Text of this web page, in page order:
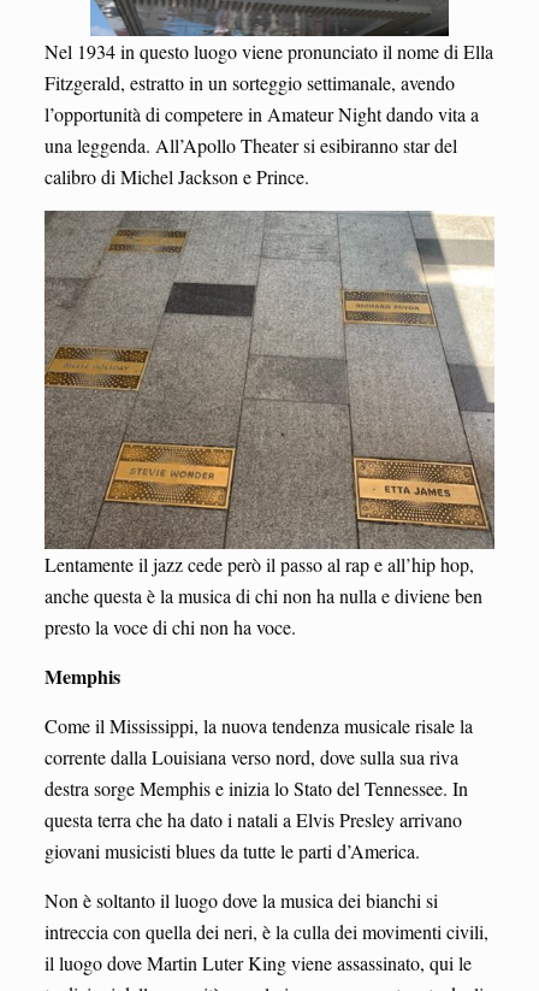
Nel 1934 in questo luogo viene pronunciato il nome di Ella
Fitzgerald, estratto in un sorteggio settimanale, avendo
l’opportunità di competere in Amateur Night dando vita a
una leggenda. All’Apollo Theater si esibiranno star del
calibro di Michel Jackson e Prince.
Lentamente il jazz cede però il passo al rap e all’hip hop,
anche questa è la musica di chi non ha nulla e diviene ben
presto la voce di chi non ha voce.
Memphis
Come il Mississippi, la nuova tendenza musicale risale la
corrente dalla Louisiana verso nord, dove sulla sua riva
destra sorge Memphis e inizia lo Stato del Tennessee. In
questa terra che ha dato i natali a Elvis Presley arrivano
giovani musicisti blues da tutte le parti d’America.
Non è soltanto il luogo dove la musica dei bianchi si
intreccia con quella dei neri, è la culla dei movimenti civili,
il luogo dove Martin Luter King viene assassinato, qui le